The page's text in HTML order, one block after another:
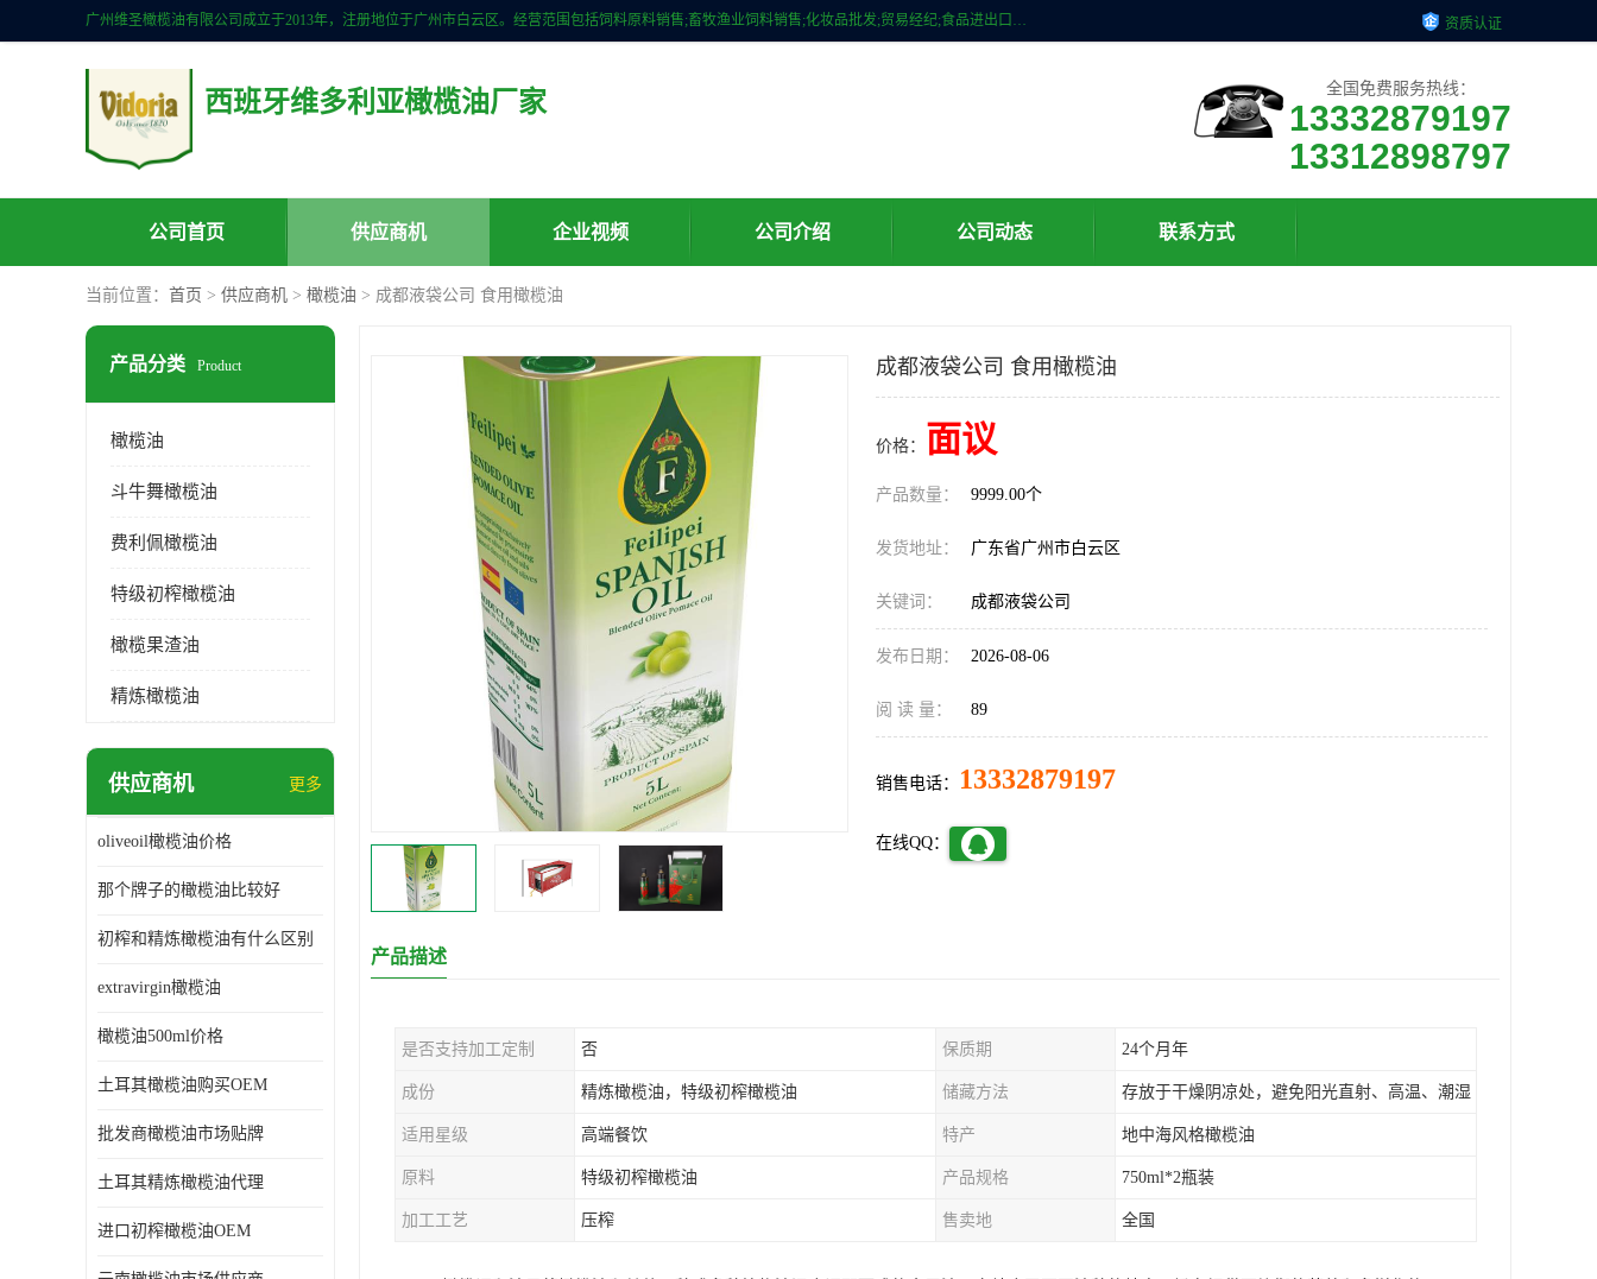
广州维圣橄榄油有限公司成立于2013年，注册地位于广州市白云区。经营范围包括饲料原料销售;畜牧渔业饲料销售;化妆品批发;贸易经纪;食品进出口等，主要产品有：橄榄果渣油，橄榄油，纯橄榄油等。 资质认证
西班牙维多利亚橄榄油厂家 全国免费服务热线：
13332879197
13312898797
公司首页 供应商机 企业视频 公司介绍 公司动态 联系方式
当前位置： 首页 > 供应商机 > 橄榄油 > 成都液袋公司 食用橄榄油
产品分类 Product
橄榄油
斗牛舞橄榄油
费利佩橄榄油
特级初榨橄榄油
橄榄果渣油
精炼橄榄油
供应商机 更多
oliveoil橄榄油价格
那个牌子的橄榄油比较好
初榨和精炼橄榄油有什么区别
extravirgin橄榄油
橄榄油500ml价格
土耳其橄榄油购买OEM
批发商橄榄油市场贴牌
土耳其精炼橄榄油代理
进口初榨橄榄油OEM
成都液袋公司 食用橄榄油
价格： 面议
产品数量： 9999.00个
发货地址： 广东省广州市白云区
关键词： 成都液袋公司
发布日期： 2026-08-06
阅 读 量： 89
销售电话： 13332879197
在线QQ：
产品描述
是否支持加工定制 否 保质期 24个月年
成份 精炼橄榄油，特级初榨橄榄油 储藏方法 存放于干燥阴凉处，避免阳光直射、高温、潮湿
适用星级 高端餐饮 特产 地中海风格橄榄油
原料 特级初榨橄榄油 产品规格 750ml*2瓶装
加工工艺 压榨 售卖地 全国